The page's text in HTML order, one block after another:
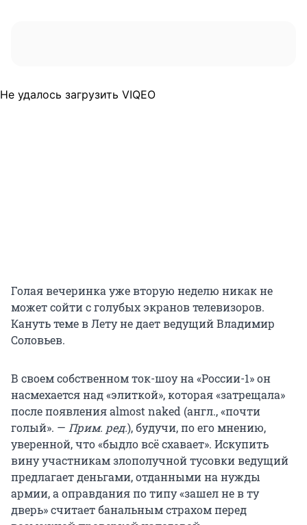
Не удалось загрузить VIQEO
Голая вечеринка уже вторую неделю никак не
может сойти с голубых экранов телевизоров.
Кануть теме в Лету не дает ведущий Владимир
Соловьев.
В своем собственном ток-шоу на «России-1» он
насмехается над «элиткой», которая «затрещала»
после появления almost naked (англ., «почти
голый». — Прим. ред.), будучи, по его мнению,
уверенной, что «быдло всё схавает». Искупить
вину участникам злополучной тусовки ведущий
предлагает деньгами, отданными на нужды
армии, а оправдания по типу «зашел не в ту
дверь» считает банальным страхом перед